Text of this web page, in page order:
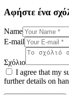
Αφήστε ένα
Name
E-mail
Σχόλιο
I agree that my
further details on